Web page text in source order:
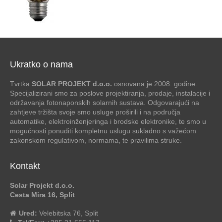
Ukratko o nama
Tvrtka SOLAR PROJEKT d.o.o. osnovana je 2008. godine.
Specijalizirani smo za poslove projektiranja, prodaje, instalacije i
održavanja fotonaponskih solarnih sustava. Odgovarajući na
zahtjeve tržišta svoje smo usluge proširili i na područja
automatike, elektroinženjeringa i brodske elektronike, te smo u
mogućnosti ponuditi kompletnu uslugu sukladno s važećom
zakonskom regulativom, normama, te pravilima struke.
Kontakt
Solar Projekt d.o.o.
Cesta Mira 16, Split
Ured: Velebitska 76, Split